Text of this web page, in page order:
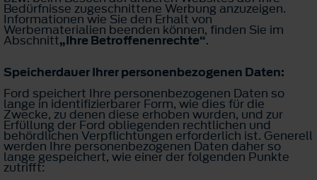
Bedürfnisse zugeschnittene Werbung anzuzeigen.
Informationen wie Sie den Erhalt von
Werbematerialien beenden können, finden Sie im
Abschnitt„Ihre Betroffenenrechte“.
Speicherdauer Ihrer personenbezogenen Daten:
Ford speichert Ihre personenbezogenen Daten so
lange in identifizierbarer Form, wie dies für die
Zwecke, zu denen diese erhoben wurden, und zur
Erfüllung der Ford obliegenden rechtlichen und
behördlichen Verpflichtungen erforderlich ist. Generell
werden Ihre personenbezogenen Daten daher so
lange gespeichert, wie einer der folgenden Punkte
zutrifft: